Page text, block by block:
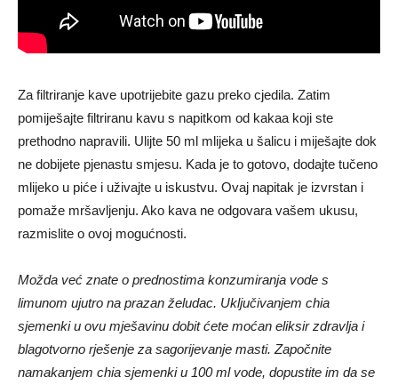
Za filtriranje kave upotrijebite gazu preko cjedila. Zatim
pomiješajte filtriranu kavu s napitkom od kakaa koji ste
prethodno napravili. Ulijte 50 ml mlijeka u šalicu i miješajte dok
ne dobijete pjenastu smjesu. Kada je to gotovo, dodajte tučeno
mlijeko u piće i uživajte u iskustvu. Ovaj napitak je izvrstan i
pomaže mršavljenju. Ako kava ne odgovara vašem ukusu,
razmislite o ovoj mogućnosti.
Možda već znate o prednostima konzumiranja vode s
limunom ujutro na prazan želudac. Uključivanjem chia
sjemenki u ovu mješavinu dobit ćete moćan eliksir zdravlja i
blagotvorno rješenje za sagorijevanje masti. Započnite
namakanjem chia sjemenki u 100 ml vode, dopustite im da se